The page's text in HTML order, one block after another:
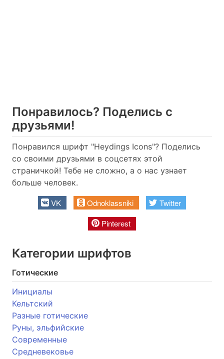
Понравилось? Поделись с
друзьями!
Понравился шрифт "Heydings Icons"? Поделись
со своими друзьями в соцсетях этой
страничкой! Тебе не сложно, а о нас узнает
больше человек.
VK Odnoklassniki
Twitter
Pinterest
Категории шрифтов
Готические
Инициалы
Кельтский
Разные готические
Руны, эльфийские
Современные
Средневековье